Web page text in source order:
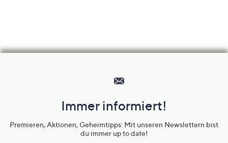
Unternehmensinformationen
Immer informiert!
Premieren, Aktionen, Geheimtipps: Mit unseren Newslettern bist
du immer up to date!